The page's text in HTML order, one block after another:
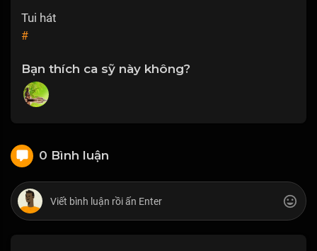
Tui hát
#
Bạn thích ca sỹ này không?
0 Bình luận